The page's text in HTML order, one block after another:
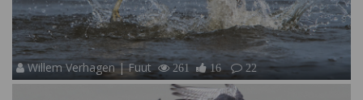
Willem Verhagen | Fuut 261 16 22